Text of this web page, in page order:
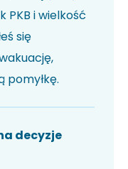
PKB i wielkość
się
pomyłkę.
decyzje